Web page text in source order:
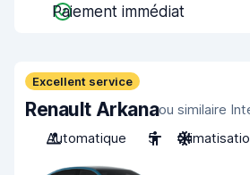
Paiement immédiat
Excellent service
Renault Arkanaou similaire
Automatique
5